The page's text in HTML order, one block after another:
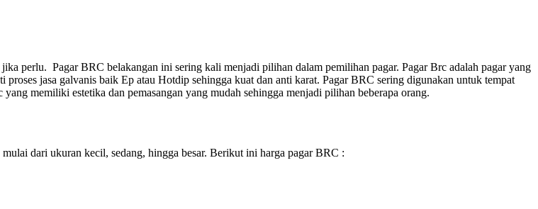
perlu. Pagar BRC belakangan ini sering kali menjadi pilihan dalam pemilihan pagar. Pagar Brc adalah pagar yang
jasa galvanis baik Ep atau Hotdip sehingga kuat dan anti karat. Pagar BRC sering digunakan untuk tempat
memiliki estetika dan pemasangan yang mudah sehingga menjadi pilihan beberapa orang.
dari ukuran kecil, sedang, hingga besar. Berikut ini harga pagar BRC :